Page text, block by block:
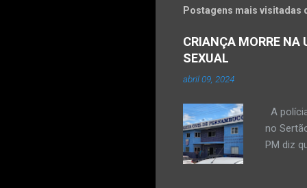
Postagens mais visitadas
CRIANÇA MORRE NA
SEXUAL
abril 09, 2024
A
no
PM diz